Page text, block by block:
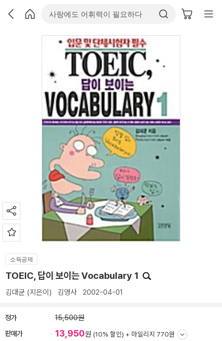
소득공제
TOEIC, 답이 보이는 Vocabulary 1
김대균 (지은이) 김영사 2002-04-01
정가 15,500원
판매가 13,950원 (10% 할인) + 마일리지 770원